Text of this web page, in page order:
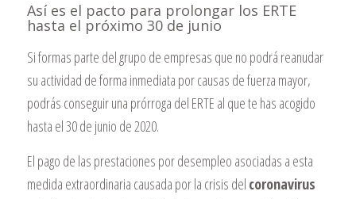
Así es el pacto para prolongar los ERTE
hasta el próximo 30 de junio
Si formas parte del grupo de empresas que no podrá reanudar
su actividad de forma inmediata por causas de fuerza mayor,
podrás conseguir una prórroga del ERTE al que te has acogido
hasta el 30 de junio de 2020.
El pago de las prestaciones por desempleo asociadas a esta
medida extraordinaria causada por la crisis del coronavirus